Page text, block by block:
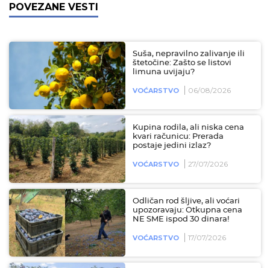
POVEZANE VESTI
Suša, nepravilno zalivanje ili
štetočine: Zašto se listovi
limuna uvijaju?
VOĆARSTVO 06/08/2026
Kupina rodila, ali niska cena
kvari računicu: Prerada
postaje jedini izlaz?
VOĆARSTVO 27/07/2026
Odličan rod šljive, ali voćari
upozoravaju: Otkupna cena
NE SME ispod 30 dinara!
VOĆARSTVO 17/07/2026